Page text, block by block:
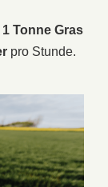
1 Tonne Gras
pro Stunde.